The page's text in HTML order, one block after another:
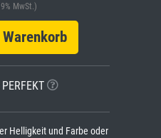
MwSt.)
PERFEKT
Helligkeit und Farbe oder